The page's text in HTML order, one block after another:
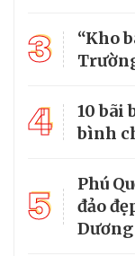
3
“Kho
4
10 bãi
bình
5
Phú
đảo
Dương